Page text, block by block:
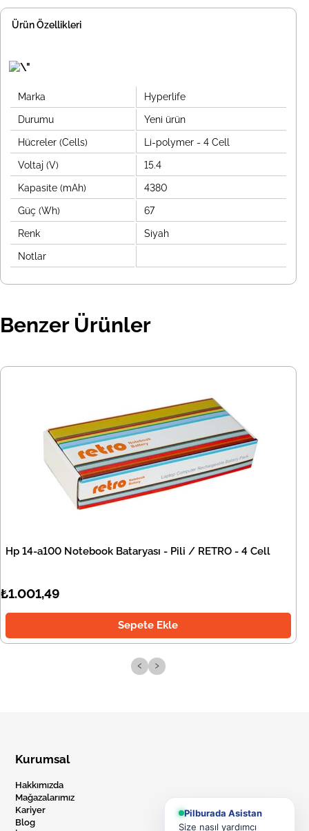
Ürün Özellikleri
Marka Hyperlife
Durumu Yeni ürün
Hücreler (Cells) Li-polymer - 4 Cell
Voltaj (V) 15.4
Kapasite (mAh) 4380
Güç (Wh) 67
Renk Siyah
Notlar
Benzer Ürünler
Hp 14-a100 Notebook Bataryası - Pili / RETRO - 4 Cell
₺1.001,49
Sepete Ekle
‹ ›
Kurumsal
Hakkımızda
Mağazalarımız
Kariyer
Blog
Pilburada Asistan
Size nasıl yardımcı